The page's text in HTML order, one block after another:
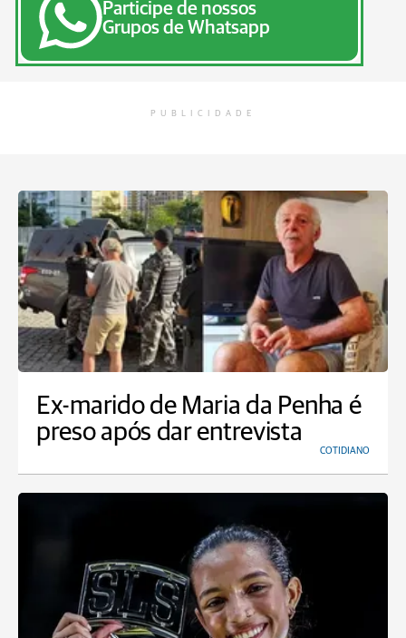
Participe de nossos
Grupos de Whatsapp
PUBLICIDADE
Ex-marido de Maria da Penha é
preso após dar entrevista
COTIDIANO